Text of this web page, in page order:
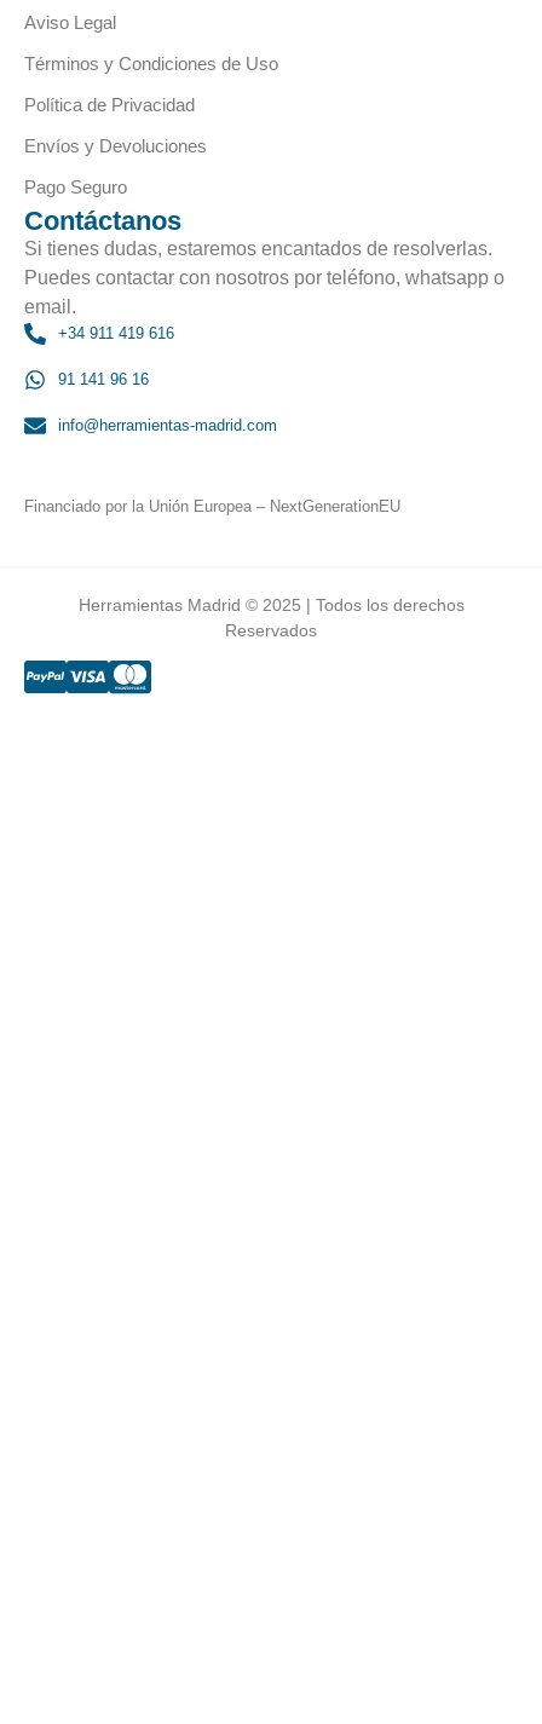
Aviso Legal
Términos y Condiciones de Uso
Política de Privacidad
Envíos y Devoluciones
Pago Seguro
Contáctanos
Si tienes dudas, estaremos encantados de resolverlas.
Puedes contactar con nosotros por teléfono, whatsapp o
email.
+34 911 419 616
91 141 96 16
info@herramientas-madrid.com
Financiado por la Unión Europea – NextGenerationEU
Herramientas Madrid © 2025 | Todos los derechos
Reservados